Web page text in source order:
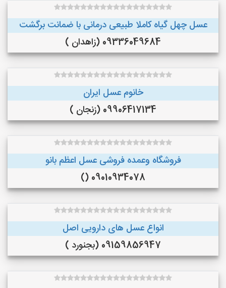
عسل چهل گیاه کاملا طبیعی درمانی با ضمانت برگشت
09336049684 (زاهدان )
خانوم عسل ایران
09906417134 (زنجان )
فروشگاه وعمده فروشی عسل اعظم بانو
09010934078 ()
انواع عسل های دارویی اصل
09159856947 (بجنورد )